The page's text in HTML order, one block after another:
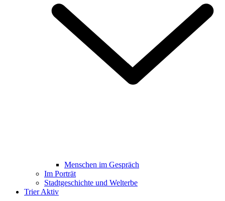
Menschen im Gespräch
Im Porträt
Stadtgeschichte und Welterbe
Trier Aktiv